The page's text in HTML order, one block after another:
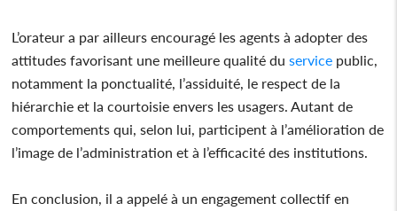
L’orateur a par ailleurs encouragé les agents à adopter des
attitudes favorisant une meilleure qualité duservice public,
notamment la ponctualité, l’assiduité, le respect de la
hiérarchie et la courtoisie envers les usagers. Autant de
comportements qui, selon lui, participent à l’amélioration de
l’image de l’administration et à l’efficacité des institutions.
En conclusion, il a appelé à un engagement collectif en